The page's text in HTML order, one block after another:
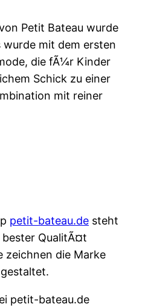
Petit Bateau wurde
mit dem ersten
die fÃ¼r Kinder
Schick zu einer
mit reiner
petit-bateau.de steht
QualitÃ¤t
zeichnen die Marke
petit-bateau.de